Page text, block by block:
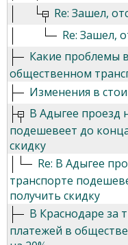
Re: Зашел,
Re: Зашел,
Какие проблемы
общественном
Изменения в
В Адыгее проезд
подешевеет до
скидку
Re: В Адыгее
транспорте
получить скидку
В Краснодаре за
платежей в